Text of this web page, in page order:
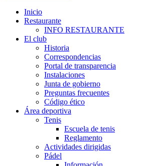
Inicio
Restaurante
INFO RESTAURANTE
El club
Historia
Correspondencias
Portal de transparencia
Instalaciones
Junta de gobierno
Preguntas frecuentes
Código ético
Área deportiva
Tenis
Escuela de tenis
Reglamento
Actividades dirigidas
Pádel